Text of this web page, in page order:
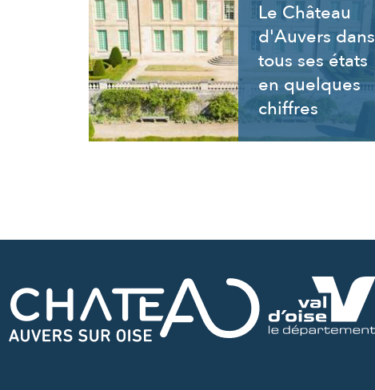
Le Château
d'Auvers dans
tous ses états
en quelques
chiffres